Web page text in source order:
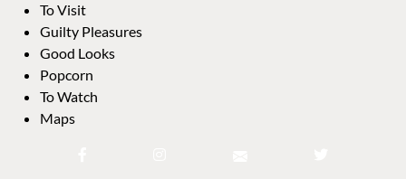
To Visit
Guilty Pleasures
Good Looks
Popcorn
To Watch
Maps